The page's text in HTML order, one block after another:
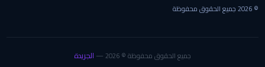
© 2026 جميع الحقوق محفوظة
جميع الحقوق محفوظة © 2026 —
الجريدة